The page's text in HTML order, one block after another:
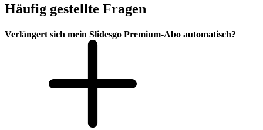
Häufig gestellte Fragen
Verlängert sich mein Slidesgo Premium-Abo automatisch?